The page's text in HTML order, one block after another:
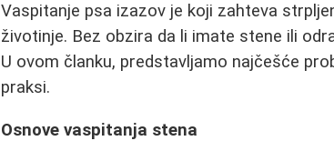
Vaspitanje psa izazov je koji zahteva
životinje. Bez obzira da li imate stene ili
U ovom članku, predstavljamo najčešće
praksi.
Osnove vaspitanja stena